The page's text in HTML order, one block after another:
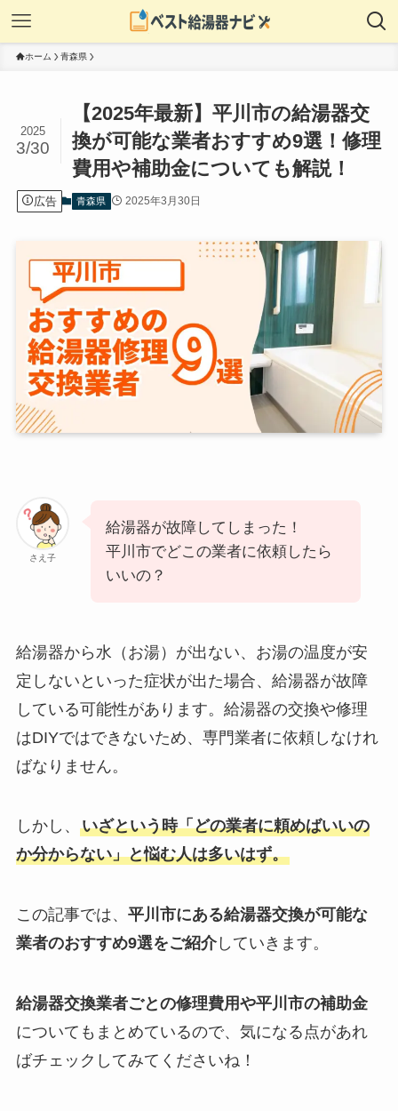
ホーム 青森県
【2025年最新】平川市の給湯器交
換が可能な業者おすすめ9選！修理
費用や補助金についても解説！
2025
3/30
広告 青森県 2025年3月30日
さえ子
給湯器が故障してしまった！
平川市でどこの業者に依頼したら
いいの？
給湯器から水（お湯）が出ない、お湯の温度が安
定しないといった症状が出た場合、給湯器が故障
している可能性があります。給湯器の交換や修理
はDIYではできないため、専門業者に依頼しなけれ
ばなりません。
しかし、 いざという時「どの業者に頼めばいいの
か分からない」と悩む人は多いはず。
この記事では、 平川市にある給湯器交換が可能な
業者のおすすめ9選をご紹介していきます。
給湯器交換業者ごとの修理費用や平川市の補助金
についてもまとめているので、気になる点があれ
ばチェックしてみてくださいね！